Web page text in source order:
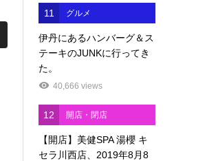
11 グルメ
伊丹にあるハンバーグ＆ス
テーキのJUNKに行ってき
た。
40,666 views
12 開店・閉店
【開店】美健SPA 湯櫻 キ
セラ川西店、2019年8月8